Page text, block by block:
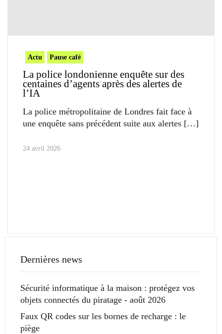
Actu Pause café
La police londonienne enquête sur des
centaines d’agents après des alertes de
l’IA
La police métropolitaine de Londres fait face à
une enquête sans précédent suite aux alertes
24 avril 2026
Dernières news
Sécurité informatique à la maison : protégez vos
objets connectés du piratage - août 2026
Faux QR codes sur les bornes de recharge : le
piège